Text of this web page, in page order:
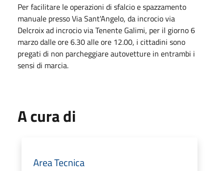
Per facilitare le operazioni di sfalcio e spazzamento
manuale pressoVia Sant'Angelo, da incrocio via
Delcroix ad incrocio via Tenente Galimi, per il giorno 6
marzo dalle ore 6.30 alle ore 12.00, i cittadini sono
pregati di non parcheggiare autovetture in entrambi i
sensi di marcia.
A cura di
Area Tecnica